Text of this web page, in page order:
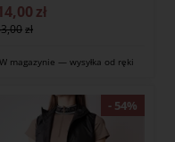
zł
W magazynie — wysyłka od ręki